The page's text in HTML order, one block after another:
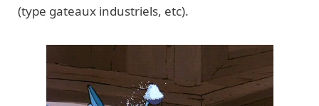
(type gateaux industriels, etc).